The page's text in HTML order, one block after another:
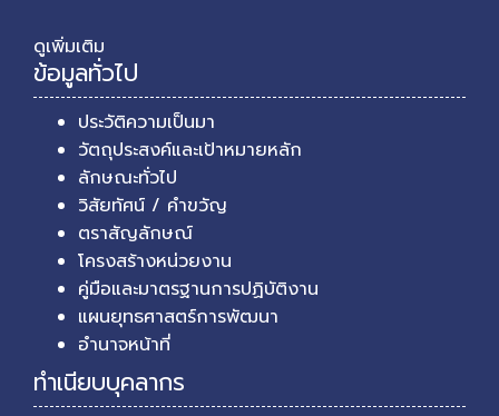
ดูเพิ่มเติม
ข้อมูลทั่วไป
ประวัติความเป็นมา
วัตถุประสงค์และเป้าหมายหลัก
ลักษณะทั่วไป
วิสัยทัศน์ / คำขวัญ
ตราสัญลักษณ์
โครงสร้างหน่วยงาน
คู่มือและมาตรฐานการปฏิบัติงาน
แผนยุทธศาสตร์การพัฒนา
อำนาจหน้าที่
ทำเนียบบุคลากร